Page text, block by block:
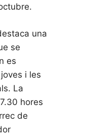
una
se
es
i les
La
hores
de